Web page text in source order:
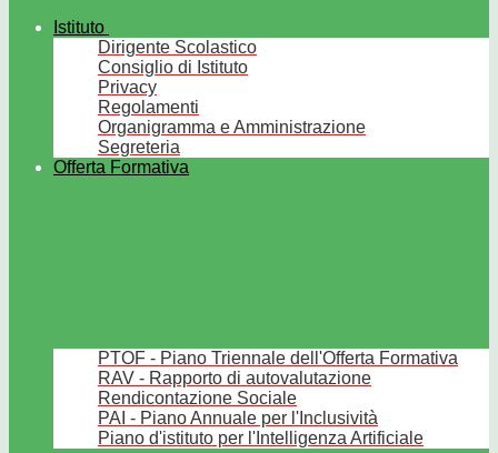
Istituto
Dirigente Scolastico
Consiglio di Istituto
Privacy
Regolamenti
Organigramma e Amministrazione
Segreteria
Offerta Formativa
PTOF - Piano Triennale dell'Offerta Formativa
RAV - Rapporto di autovalutazione
Rendicontazione Sociale
PAI - Piano Annuale per l'Inclusività
Piano d'istituto per l'Intelligenza Artificiale